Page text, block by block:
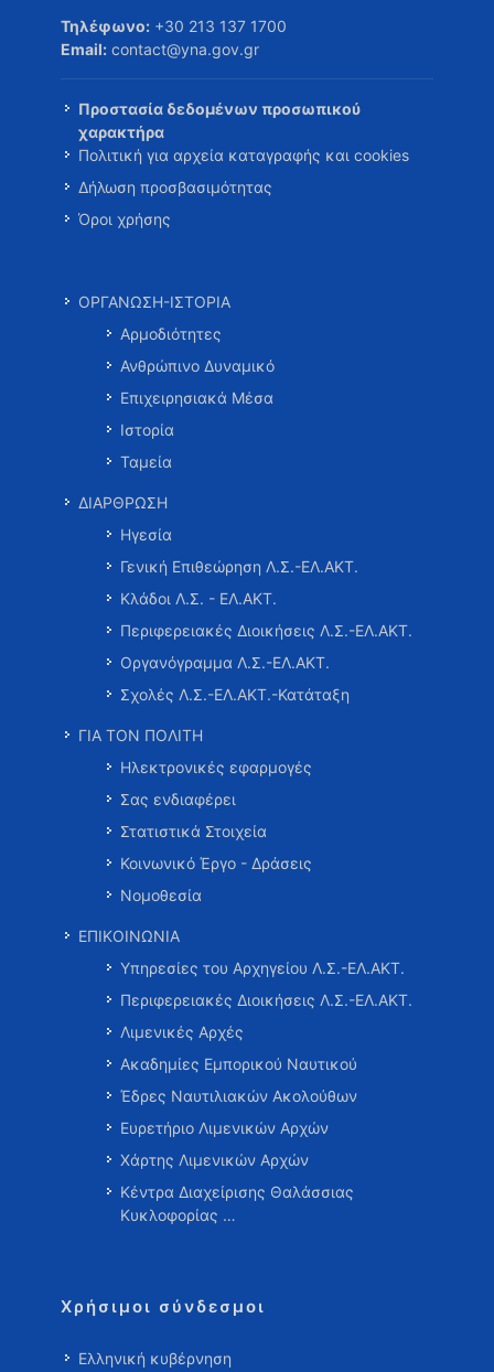
Τηλέφωνο: +30 213 137 1700
Email: contact@yna.gov.gr
Προστασία δεδομένων προσωπικού
χαρακτήρα
Πολιτική για αρχεία καταγραφής και cookies
Δήλωση προσβασιμότητας
Όροι χρήσης
ΟΡΓΑΝΩΣΗ-ΙΣΤΟΡΙΑ
Αρμοδιότητες
Ανθρώπινο Δυναμικό
Επιχειρησιακά Μέσα
Ιστορία
Ταμεία
ΔΙΑΡΘΡΩΣΗ
Ηγεσία
Γενική Επιθεώρηση Λ.Σ.-ΕΛ.ΑΚΤ.
Κλάδοι Λ.Σ. - ΕΛ.ΑΚΤ.
Περιφερειακές Διοικήσεις Λ.Σ.-ΕΛ.ΑΚΤ.
Οργανόγραμμα Λ.Σ.-ΕΛ.ΑΚΤ.
Σχολές Λ.Σ.-ΕΛ.ΑΚΤ.-Κατάταξη
ΓΙΑ ΤΟΝ ΠΟΛΙΤΗ
Ηλεκτρονικές εφαρμογές
Σας ενδιαφέρει
Στατιστικά Στοιχεία
Κοινωνικό Έργο - Δράσεις
Νομοθεσία
ΕΠΙΚΟΙΝΩΝΙΑ
Υπηρεσίες του Αρχηγείου Λ.Σ.-ΕΛ.ΑΚΤ.
Περιφερειακές Διοικήσεις Λ.Σ.-ΕΛ.ΑΚΤ.
Λιμενικές Αρχές
Ακαδημίες Εμπορικού Ναυτικού
Έδρες Ναυτιλιακών Ακολούθων
Ευρετήριο Λιμενικών Αρχών
Χάρτης Λιμενικών Αρχών
Κέντρα Διαχείρισης Θαλάσσιας
Κυκλοφορίας …
Χρήσιμοι σύνδεσμοι
Ελληνική κυβέρνηση